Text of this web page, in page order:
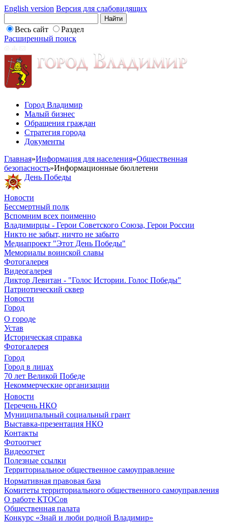
English version Версия для слабовидящих
Весь сайт
Раздел
Расширенный поиск
Город Владимир
Малый бизнес
Обращения граждан
Стратегия города
Документы
Главная»Информация для населения»Общественная
безопасность»Информационные бюллетени
День Победы
Новости
Бессмертный полк
Вспомним всех поименно
Владимирцы - Герои Советского Союза, Герои России
Никто не забыт, ничто не забыто
Медиапроект "Этот День Победы"
Мемориалы воинской славы
Фотогалерея
Видеогалерея
Диктор Левитан - "Голос Истории. Голос Победы"
Патриотический сквер
Новости
Город
О городе
Устав
Историческая справка
Фотогалерея
Город
Город в лицах
70 лет Великой Победе
Некоммерческие организации
Новости
Перечень НКО
Муниципальный социальный грант
Выставка-презентация НКО
Контакты
Фотоотчет
Видеоотчет
Полезные ссылки
Территориальное общественное самоуправление
Нормативная правовая база
Комитеты территориального общественного самоуправления
О работе КТОСов
Общественная палата
Конкурс «Знай и люби родной Владимир»